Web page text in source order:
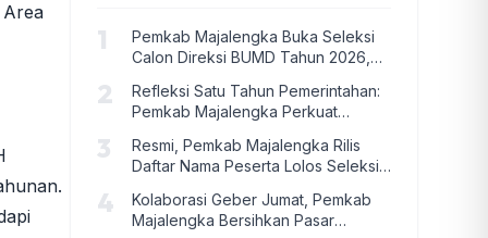
1
Pemkab Majalengka Buka Seleksi
Calon Direksi BUMD Tahun 2026,
Berintegritas
2
Refleksi Satu Tahun Pemerintahan:
Pemkab Majalengka Perkuat
Pembangunan 2026
3
Resmi, Pemkab Majalengka Rilis
Daftar Nama Peserta Lolos Seleksi
Majalengka dan Perumdam Tirta
Bhakti Raharja
4
Kolaborasi Geber Jumat, Pemkab
Majalengka Bersihkan Pasar